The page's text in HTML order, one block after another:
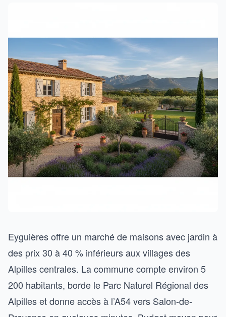
Eyguières offre un marché de maisons avec jardin à
des prix 30 à 40 % inférieurs aux villages des
Alpilles centrales. La commune compte environ 5
200 habitants, borde le Parc Naturel Régional des
Alpilles et donne accès à l’A54 vers Salon-de-